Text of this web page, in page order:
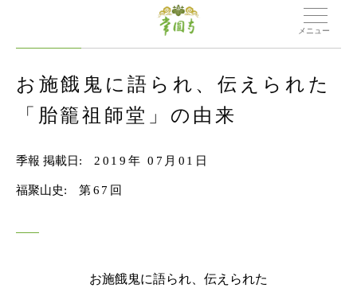
メニュー
お施餓鬼に語られ、伝えられた
「胎籠祖師堂」の由来
季報 掲載日: 2019年 07月01日
福聚山史: 第67回
お施餓鬼に語られ、伝えられた